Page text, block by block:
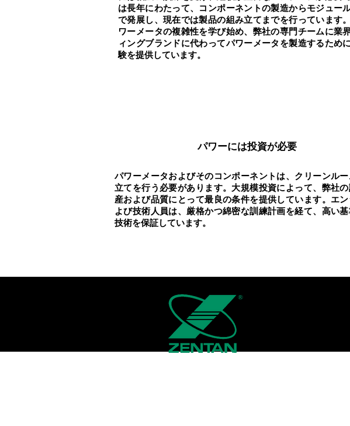
は長年にわたって、コンポーネントの製造からモジュー
で発展し、現在では製品の組み立てまでを行っています
ワーメータの複雑性を学び始め、弊社の専門チームに業
ィングブランドに代わってパワーメータを製造するため
験を提供しています。
パワーには投資が必要
パワーメータおよびそのコンポーネントは、クリーンル
立てを行う必要があります。大規模投資によって、弊社
産および品質にとって最良の条件を提供しています。エ
よび技術人員は、厳格かつ綿密な訓練計画を経て、高い
技術を保証しています。